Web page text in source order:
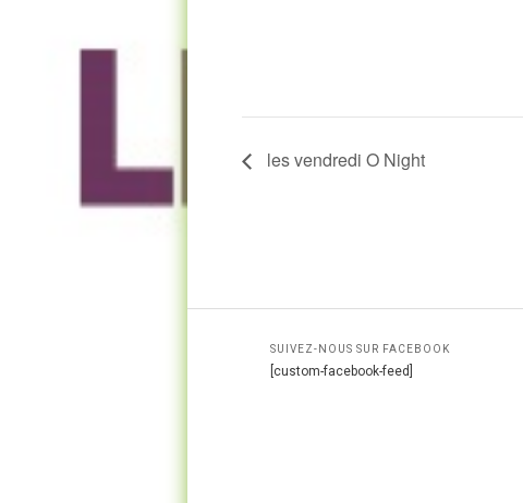
les vendredi O Night
SUIVEZ-NOUS SUR FACEBOOK
[custom-facebook-feed]